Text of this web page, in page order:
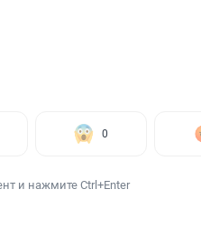
0
и нажмите Ctrl+Enter